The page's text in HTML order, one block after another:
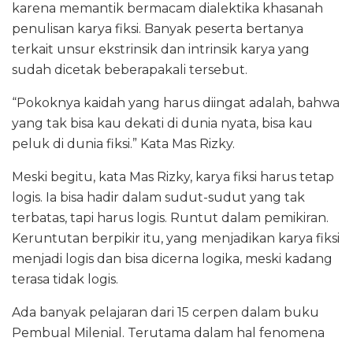
karena memantik bermacam dialektika khasanah
penulisan karya fiksi. Banyak peserta bertanya
terkait unsur ekstrinsik dan intrinsik karya yang
sudah dicetak beberapakali tersebut.
“Pokoknya kaidah yang harus diingat adalah, bahwa
yang tak bisa kau dekati di dunia nyata, bisa kau
peluk di dunia fiksi.” Kata Mas Rizky.
Meski begitu, kata Mas Rizky, karya fiksi harus tetap
logis. Ia bisa hadir dalam sudut-sudut yang tak
terbatas, tapi harus logis. Runtut dalam pemikiran.
Keruntutan berpikir itu, yang menjadikan karya fiksi
menjadi logis dan bisa dicerna logika, meski kadang
terasa tidak logis.
Ada banyak pelajaran dari 15 cerpen dalam buku
Pembual Milenial. Terutama dalam hal fenomena